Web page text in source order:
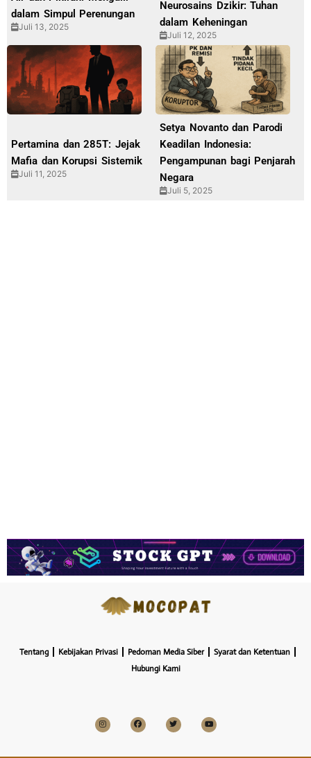
dalam Simpul Perenungan
Juli 13, 2025
Neurosains Dzikir: Tuhan
dalam Keheningan
Juli 12, 2025
Pertamina dan 285T: Jejak
Mafia dan Korupsi Sistemik
Juli 11, 2025
Setya Novanto dan Parodi
Keadilan Indonesia:
Pengampunan bagi Penjarah
Negara
Juli 5, 2025
Tentang Kebijakan Privasi Pedoman Media Siber
Syarat dan Ketentuan
Hubungi Kami